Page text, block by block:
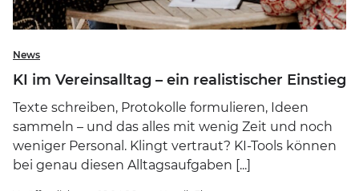
News
KI im Vereinsalltag – ein realistischer Einstieg
Texte schreiben, Protokolle formulieren, Ideen
sammeln – und das alles mit wenig Zeit und noch
weniger Personal. Klingt vertraut? KI-Tools können
bei genau diesen Alltagsaufgaben [...]